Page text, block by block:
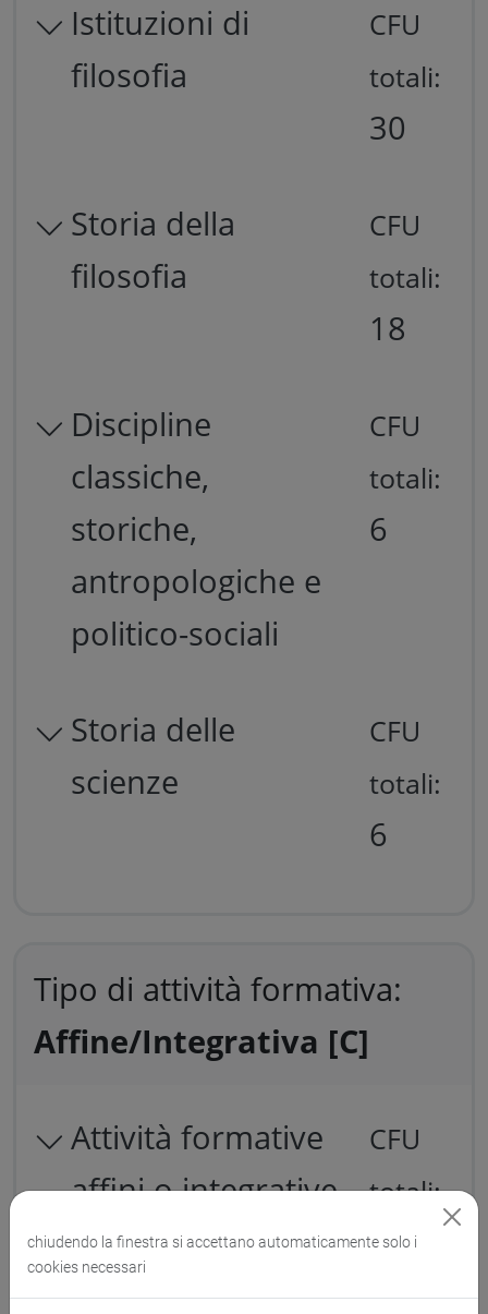
Istituzioni di
filosofia
CFU
totali:
30
Storia della
filosofia
CFU
totali:
18
Discipline
classiche,
storiche,
antropologiche e
politico-sociali
CFU
totali:
6
Storia delle
scienze
CFU
totali:
6
Tipo di attività formativa:
Affine/Integrativa [C]
Attività formative
affini o integrative
CFU
totali:
12
chiudendo la finestra si accettano automaticamente solo i
cookies necessari